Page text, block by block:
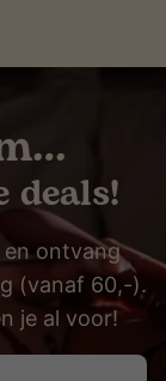
deals!
en ontvang
(vanaf 60,-).
je al voor!